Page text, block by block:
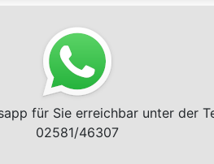
für Sie erreichbar unter der
02581/46307